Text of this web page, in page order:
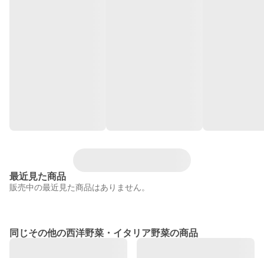
最近見た商品
販売中の最近見た商品はありません。
同じその他の西洋野菜・イタリア野菜の商品